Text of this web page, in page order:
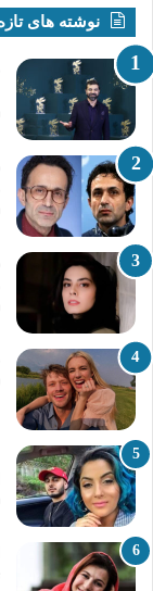
نوشته های